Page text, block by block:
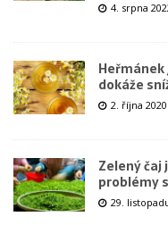
4. srpna
dokáže
2. října 2020
Zelený
problémy
29.